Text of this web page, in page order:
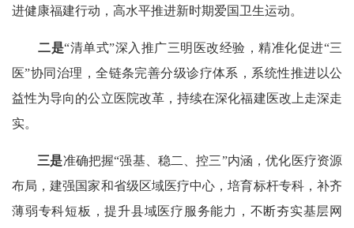
进健康福建行动，高水平推进新时期爱国卫生运动。
二是“清单式”深入推广三明医改经验，精准化促进“三
医”协同治理，全链条完善分级诊疗体系，系统性推进以公
益性为导向的公立医院改革，持续在深化福建医改上走深走
实。
三是准确把握“强基、稳二、控三”内涵，优化医疗资源
布局，建强国家和省级区域医疗中心，培育标杆专科，补齐
薄弱专科短板，提升县域医疗服务能力，不断夯实基层网